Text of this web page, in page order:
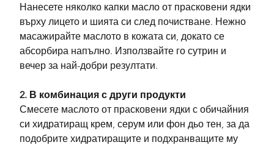
Нанесете няколко капки масло от прасковени ядки
върху лицето и шията си след почистване. Нежно
масажирайте маслото в кожата си, докато се
абсорбира напълно. Използвайте го сутрин и
вечер за най-добри резултати.
2. В комбинация с други продукти
Смесете маслото от прасковени ядки с обичайния
си хидратиращ крем, серум или фон дьо тен, за да
подобрите хидратиращите и подхранващите му